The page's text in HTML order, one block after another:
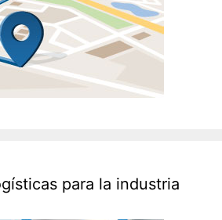
para la industria